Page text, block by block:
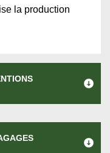
la production